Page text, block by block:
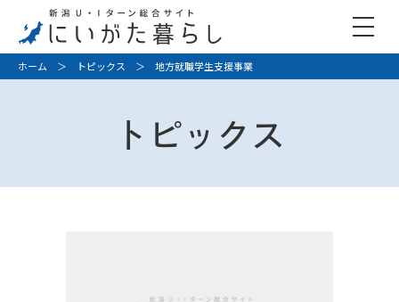
ホーム ＞ トピックス ＞ 地方就職学生支援事業
トピックス